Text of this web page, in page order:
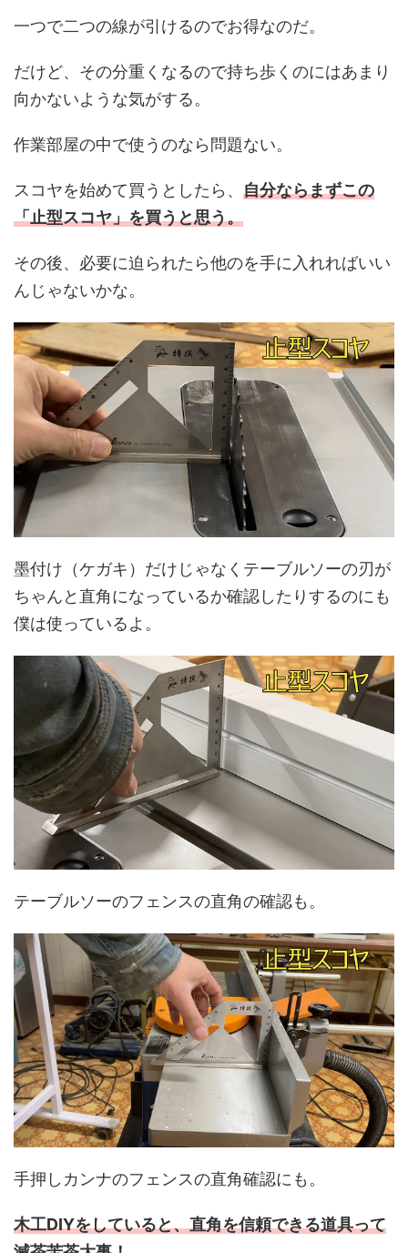
一つで二つの線が引けるのでお得なのだ。
だけど、その分重くなるので持ち歩くのにはあまり
向かないような気がする。
作業部屋の中で使うのなら問題ない。
スコヤを始めて買うとしたら、 自分ならまずこの
「止型スコヤ」を買うと思う。
その後、必要に迫られたら他のを手に入れればいい
んじゃないかな。
墨付け（ケガキ）だけじゃなくテーブルソーの刃が
ちゃんと直角になっているか確認したりするのにも
僕は使っているよ。
テーブルソーのフェンスの直角の確認も。
手押しカンナのフェンスの直角確認にも。
木工DIYをしていると、直角を信頼できる道具って